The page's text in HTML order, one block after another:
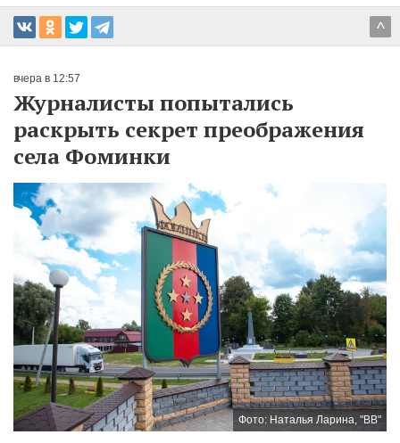
^
вчера в 12:57
Журналисты попытались
раскрыть секрет преображения
села Фоминки
Фото: Наталья Ларина, "ВВ"